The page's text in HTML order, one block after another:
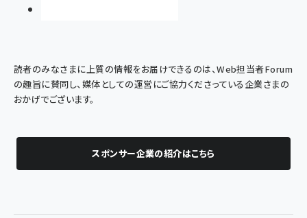
読者のみなさまに上質の情報をお届けできるのは、Web担当者Forum
の趣旨に賛同し、媒体としての運営にご協力くださっている企業さまの
おかげでございます。
スポンサー企業の紹介はこちら